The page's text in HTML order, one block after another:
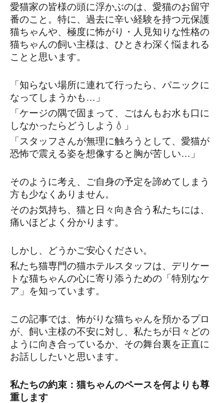
愛猫家の皆様の頭に浮かぶのは、愛猫のお留守
番のこと。特に、過去に辛い経験を持つ元保護
猫ちゃんや、極度に怖がり・人見知りな性格の
猫ちゃんの飼い主様は、ひときわ深く悩まれる
ことと思います。
「知らない場所に連れて行ったら、パニックに
なってしまうかも…」
「ケージの隅で固まって、ごはんもお水も口に
しなかったらどうしよう💧」
「スタッフさんが無理に触ろうとして、愛猫が
恐怖で震える姿を想像すると胸が苦しい…」
そのように考え、ご自身の予定を諦めてしまう
方も少なくありません。
そのお気持ち、猫と日々向き合う私たちには、
痛いほどよく分かります。
しかし、どうかご安心ください。
私たち猫専門の猫ホテルスタッフは、デリケー
トな猫ちゃんの心に寄り添うための「特別なケ
ア」を知っています。
この記事では、怖がりな猫ちゃんを預かるプロ
が、飼い主様の不安に対し、私たちが日々どの
ように向き合っているか、その舞台裏を正直に
お話ししたいと思います。
私たちの約束：猫ちゃんのペースを何よりも尊
重します